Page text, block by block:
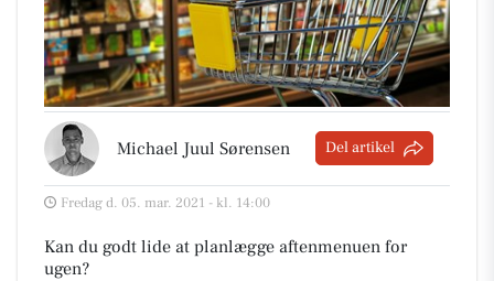
Michael Juul Sørensen Del artikel
Fredag d. 05. mar. 2021 - kl. 14:00
Kan du godt lide at planlægge aftenmenuen for
ugen?